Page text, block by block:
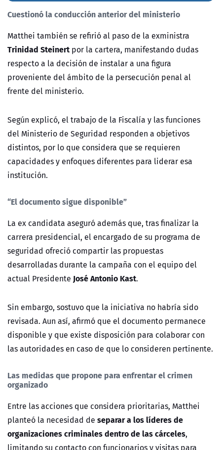
Cuestionó la conducción anterior del ministerio
Matthei también se refirió al paso de la exministra
Trinidad Steinertpor la cartera, manifestando dudas
respecto a la decisión de instalar a una figura
proveniente del ámbito de la persecución penal al
frente del ministerio.
Según explicó, el trabajo de la Fiscalía y las funciones
del Ministerio de Seguridad responden a objetivos
distintos, por lo que considera que se requieren
capacidades y enfoques diferentes para liderar esa
institución.
“El documento sigue disponible”
La ex candidata aseguró además que, tras finalizar la
carrera presidencial, el encargado de su programa de
seguridad ofreció compartir las propuestas
desarrolladas durante la campaña con el equipo del
actual Presidente José Antonio Kast.
Sin embargo, sostuvo que la iniciativa no habría sido
revisada. Aun así, afirmó que el documento permanece
disponible y que existe disposición para colaborar con
las autoridades en caso de que lo consideren pertinente.
Las medidas que propone para enfrentar el crimen
organizado
Entre las acciones que considera prioritarias, Matthei
planteó la necesidad de separar a los líderes de
organizaciones criminales dentro de las cárceles,
limitando su contacto con funcionarios y visitas para